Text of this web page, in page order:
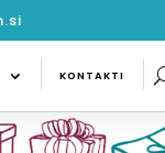
KONTAKTI